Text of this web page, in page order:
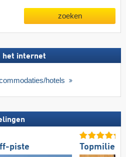
zoeken
het internet
hotels
piste